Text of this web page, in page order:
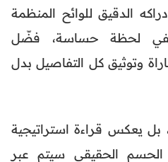
الدقيق للوائح المنظمة
ففي لحظة حساسة، فضّل
وتوثيق كل التفاصيل بدل
بل يعكس قراءة استراتيجية
الحقيقي سيتم عبر